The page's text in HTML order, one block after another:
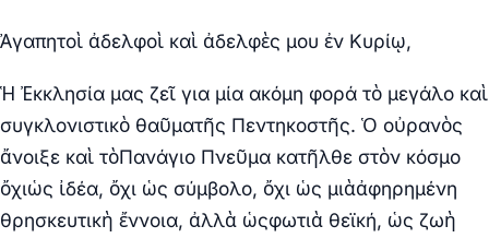
Ἀγαπητοὶ ἀδελφοὶ καὶ ἀδελφὲς μου ἐν Κυρίῳ,
Ἡ Ἐκκλησία μας ζεῖ για μία ακόμη φορά τὸ μεγάλο καὶ
συγκλονιστικὸ θαῦματῆς Πεντηκοστῆς. Ὁ οὐρανὸς
ἄνοιξε καὶ τὸΠανάγιο Πνεῦμα κατῆλθε στὸν κόσμο
ὄχιὡς ἰδέα, ὄχι ὡς σύμβολο, ὄχι ὡς μιὰἀφηρημένη
θρησκευτικὴ ἔννοια, ἀλλὰ ὡςφωτιὰ θεϊκή, ὡς ζωὴ